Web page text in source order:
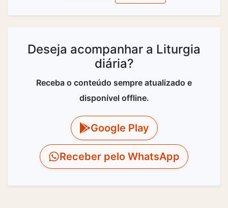
Deseja acompanhar a Liturgia
diária?
Receba o conteúdo sempre atualizado e
disponível offline.
Google Play
Receber pelo WhatsApp